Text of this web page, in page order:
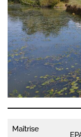
Maîtrise